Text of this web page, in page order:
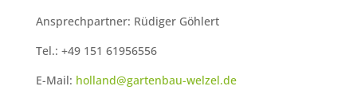
Ansprechpartner: Rüdiger Göhlert
Tel.: +49 151 61956556
E-Mail: holland@gartenbau-welzel.de